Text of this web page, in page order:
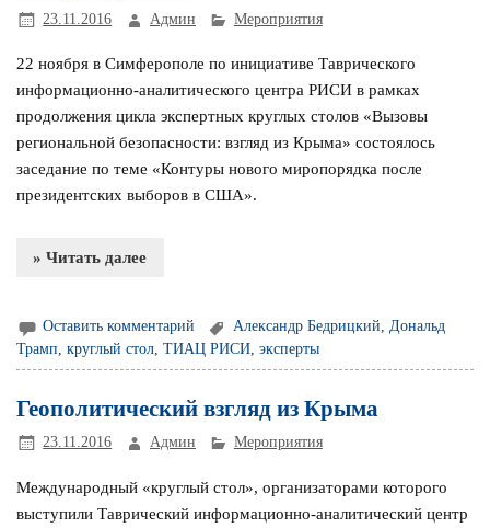
23.11.2016 Админ Мероприятия
22 ноября в Симферополе по инициативе Таврического
информационно-аналитического центра РИСИ в рамках
продолжения цикла экспертных круглых столов «Вызовы
региональной безопасности: взгляд из Крыма» состоялось
заседание по теме «Контуры нового миропорядка после
президентских выборов в США».
» Читать далее
Оставить комментарий Александр Бедрицкий,Дональд
Трамп ,круглый стол ,ТИАЦ РИСИ ,эксперты
Геополитический взгляд из Крыма
23.11.2016 Админ Мероприятия
Международный «круглый стол», организаторами которого
выступили Таврический информационно-аналитический центр